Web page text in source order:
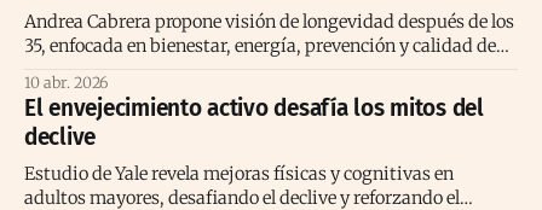
Andrea Cabrera propone visión de longevidad después de los
35, enfocada en bienestar, energía, prevención y calidad de
vida consciente
10 abr. 2026
El envejecimiento activo desafía los mitos del
declive
Estudio de Yale revela mejoras físicas y cognitivas en
adultos mayores, desafiando el declive y reforzando el